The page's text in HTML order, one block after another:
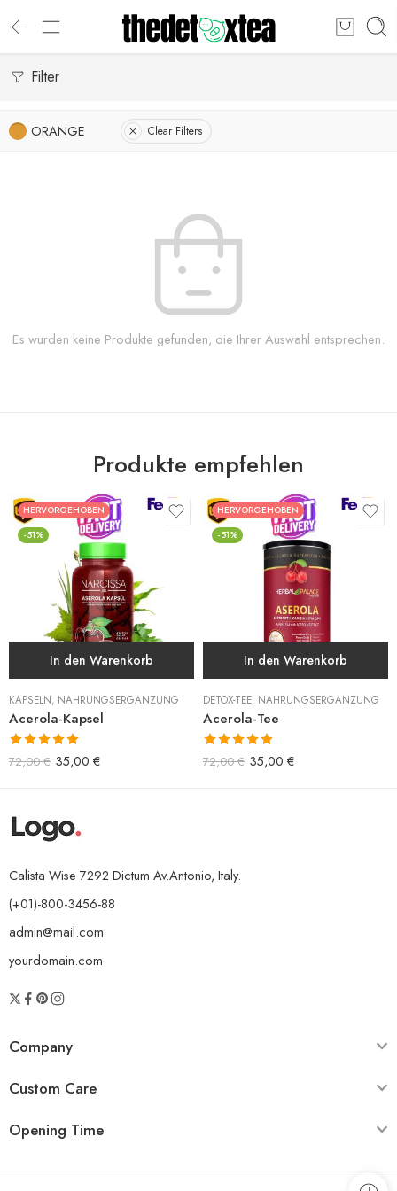
Filter
ORANGE Clear Filters
Es wurden keine Produkte gefunden, die Ihrer Auswahl entsprechen.
Produkte empfehlen
HERVORGEHOBEN
-51%
In den Warenkorb
KAPSELN, NAHRUNGSERGÄNZUNG
Acerola-Kapsel
Bewertet mit
5.00von 5
72,00€ 35,00 €
HERVORGEHOBEN
-51%
In den Warenkorb
DETOX-TEE, NAHRUNGSERGÄNZUNG
Acerola-Tee
Bewertet mit
5.00von 5
72,00€ 35,00 €
Calista Wise 7292 Dictum Av.Antonio, Italy.
(+01)-800-3456-88
admin@mail.com
yourdomain.com
Company
Custom Care
Opening Time